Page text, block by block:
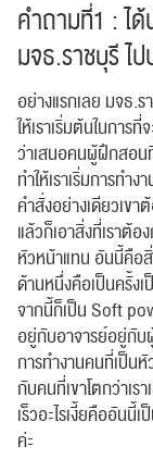
คำถามที่1 : ได้
มจธ.ราชบุรี ไ
อย่างแรกเลย มจธ.
ให้เราเริ่มต้นในการ
ว่าเสนอคนผู้ฝึกสอน
ทำให้เราเริ่มการทำ
คำสั่งอย่างเดียวเขา
แล้วก็เอาสิ่งที่เราต้อ
หัวหน้าแทน อันนี้คือ
ด้านหนึ่งคือเป็นครั้ง
จากนี้ก็เป็น Soft
อยู่กับอาจารย์อยู่กับ
การทำงานคนที่เป็น
กับคนที่เขาโตกว่าเร
เร็วอะไรเงี้ยคืออัน
ค่ะ